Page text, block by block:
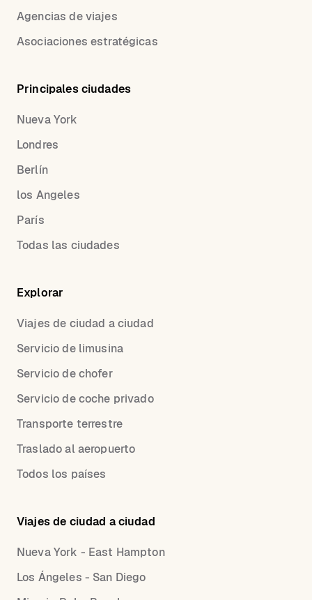
Agencias de viajes
Asociaciones estratégicas
Principales ciudades
Nueva York
Londres
Berlín
los Angeles
París
Todas las ciudades
Explorar
Viajes de ciudad a ciudad
Servicio de limusina
Servicio de chofer
Servicio de coche privado
Transporte terrestre
Traslado al aeropuerto
Todos los países
Viajes de ciudad a ciudad
Nueva York - East Hampton
Los Ángeles - San Diego